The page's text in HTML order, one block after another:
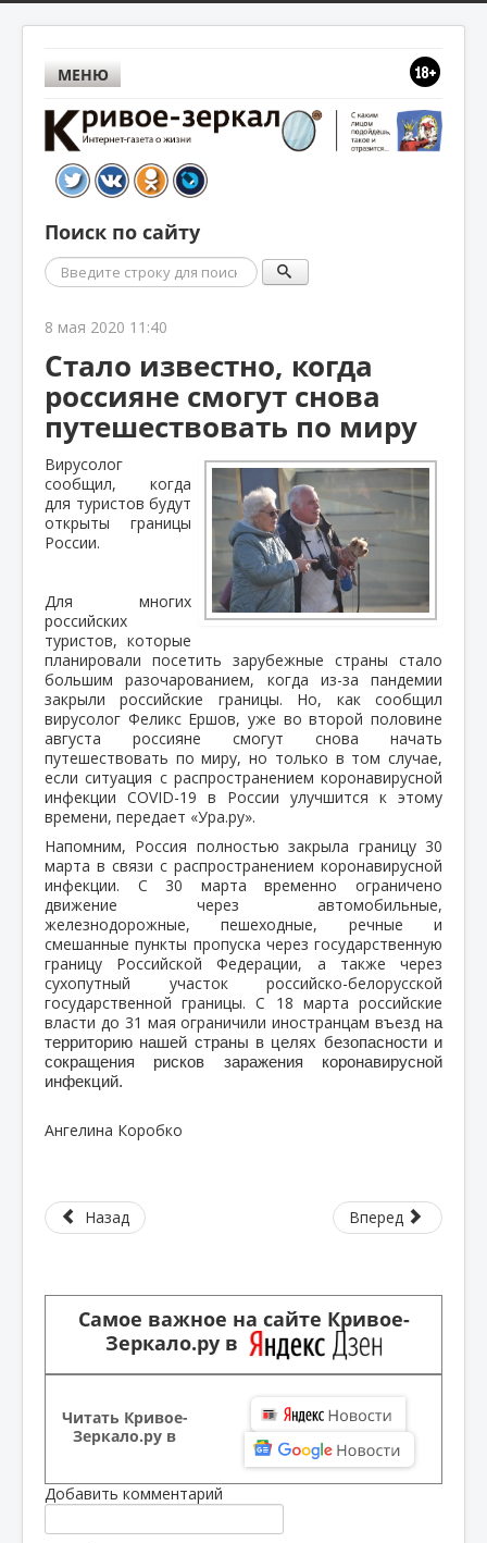
МЕНЮ
Поиск по сайту
Поиск
8 мая 2020 11:40
Стало известно, когда
россияне смогут снова
путешествовать по миру
Вирусолог
сообщил, когда
для туристов будут
открыты границы
России.
Для многих
российских
туристов, которые
планировали посетить зарубежные страны стало
большим разочарованием, когда из-за пандемии
закрыли российские границы. Но, как сообщил
вирусолог Феликс Ершов, уже во второй половине
августа россияне смогут снова начать
путешествовать по миру, но только в том случае,
если ситуация с распространением коронавирусной
инфекции COVID-19 в России улучшится к этому
времени, передает «Ура.ру».
Напомним, Россия полностью закрыла границу 30
марта в связи с распространением коронавирусной
инфекции. С 30 марта временно ограничено
движение через автомобильные,
железнодорожные, пешеходные, речные и
смешанные пункты пропуска через государственную
границу Российской Федерации, а также через
сухопутный участок российско-белорусской
государственной границы. С 18 марта российские
власти до 31 мая ограничили иностранцам въезд на
территорию нашей страны в целях безопасности и
сокращения рисков заражения коронавирусной
инфекций.
Ангелина Коробко
Назад Вперед
Самое важное на сайте Кривое-
Зеркало.ру в
Читать Кривое-
Зеркало.ру в
Добавить комментарий